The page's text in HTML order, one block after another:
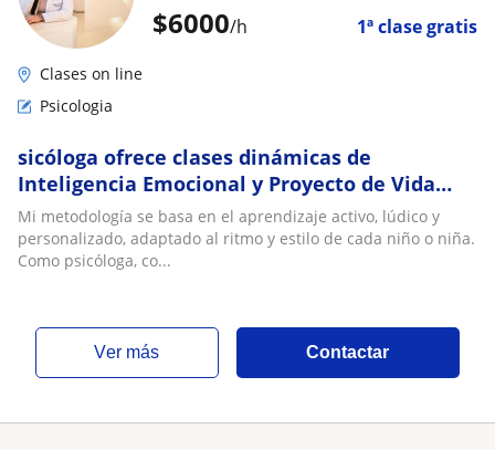
$6000/h 1ª clase gratis
Clases on line
Psicologia
sicóloga ofrece clases dinámicas de
Inteligencia Emocional y Proyecto de Vida
para niños y jóvenes
Mi metodología se basa en el aprendizaje activo, lúdico y
personalizado, adaptado al ritmo y estilo de cada niño o niña.
Como psicóloga, co...
ver más Contactar